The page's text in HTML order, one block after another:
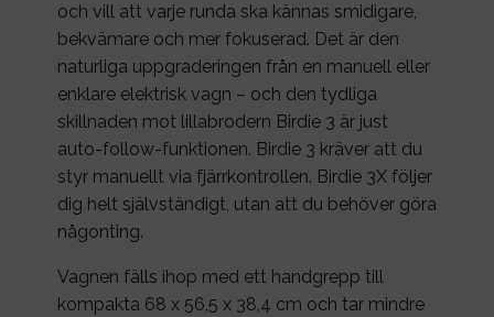
och vill att varje runda ska kännas smidigare,
bekvämare och mer fokuserad. Det är den
naturliga uppgraderingen från en manuell eller
enklare elektrisk vagn – och den tydliga
skillnaden mot lillabrodern Birdie 3 är just
auto-follow-funktionen. Birdie 3 kräver att du
styr manuellt via fjärrkontrollen. Birdie 3X följer
dig helt självständigt, utan att du behöver göra
någonting.
Vagnen fälls ihop med ett handgrepp till
kompakta 68 x 56,5 x 38,4 cm och tar mindre